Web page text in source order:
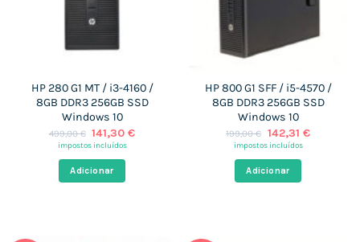
HP 280 G1 MT / i3-4160 /
8GB DDR3 256GB SSD
Windows 10
499,00€ O
preço
era:
499,00 €.
141,30€O
impostos incluídos
Adicionar
HP 800 G1 SFF / i5-4570 /
8GB DDR3 256GB SSD
Windows 10
199,00€ O
preço
era:
199,00 €.
142,31 €O
impostos incluídos
Adicionar